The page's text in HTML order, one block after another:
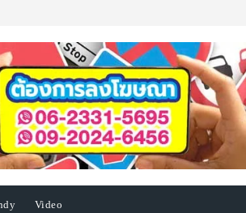
Video